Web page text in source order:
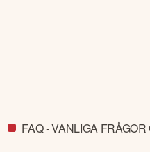
FAQ - VANLIGA